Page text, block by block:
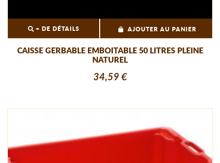
+ DE DÉTAILS AJOUTER AU PANIER
CAISSE GERBABLE EMBOITABLE 50 LITRES PLEINE
NATUREL
34,59 €